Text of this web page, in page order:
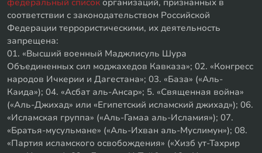
соответствии с законодательством Российской
Федерации террористическими, их деятельность
запрещена:
01. «Высший военный Маджлисуль Шура
Объединенных сил моджахедов Кавказа»; 02. «Конгресс
народов Ичкерии и Дагестана»; 03. «База» («Аль-
Каида»); 04. «Асбат аль-Ансар»; 5. «Священная война»
(«Аль-Джихад» или «Египетский исламский джихад»); 06.
«Исламская группа» («Аль-Гамаа аль-Исламия»); 07.
«Братья-мусульмане» («Аль-Ихван аль-Муслимун»); 08.
«Партия исламского освобождения» («Хизб ут-Тахрир